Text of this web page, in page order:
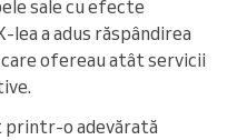
sale cu efecte
lea a adus răspândirea
ofereau atât servicii
printr-o adevărată